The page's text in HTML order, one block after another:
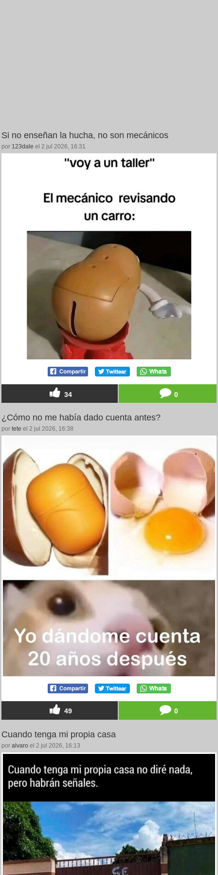
Si no enseñan la hucha, no son mecánicos
por 123dale el 2 jul 2026, 16:31
34 0
¿Cómo no me había dado cuenta antes?
por tete el 2 jul 2026, 16:38
49 0
Cuando tenga mi propia casa
por alvaro el 2 jul 2026, 16:13